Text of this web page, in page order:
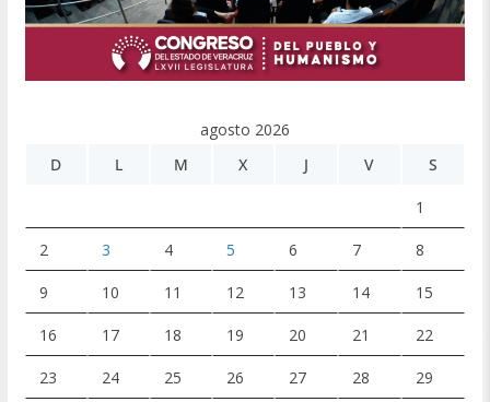
agosto 2026
D
L M X J V S
1
2 3 4 5 6 7 8
9 10 11 12 13 14 15
16 17 18 19 20 21 22
23 24 25 26 27 28 29